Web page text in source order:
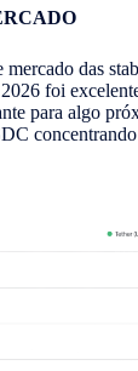
das
foi
para algo